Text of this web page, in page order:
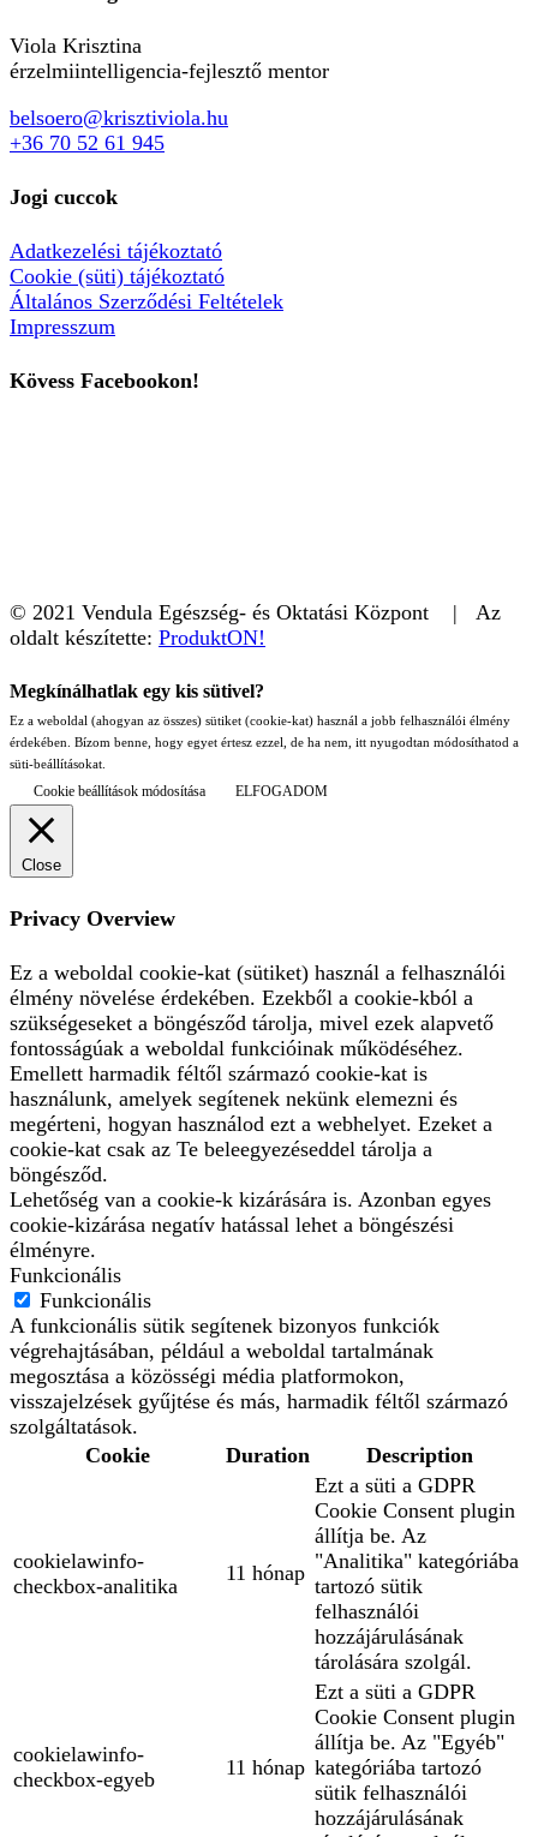
Viola Krisztina
érzelmiintelligencia-fejlesztő mentor
belsoero@krisztiviola.hu
+36 70 52 61 945
Jogi cuccok
Adatkezelési tájékoztató
Cookie (süti) tájékoztató
Általános Szerződési Feltételek
Impresszum
Kövess Facebookon!
© 2021 Vendula Egészség- és Oktatási Központ | Az
oldalt készítette: ProduktON!
Megkínálhatlak egy kis sütivel?
Ez a weboldal (ahogyan az összes) sütiket (cookie-kat) használ a jobb felhasználói élmény
érdekében. Bízom benne, hogy egyet értesz ezzel, de ha nem, itt nyugodtan módosíthatod a
süti-beállításokat.
Cookie beállítások módosítása ELFOGADOM
Close
Privacy Overview
Ez a weboldal cookie-kat (sütiket) használ a felhasználói
élmény növelése érdekében. Ezekből a cookie-kból a
szükségeseket a böngésződ tárolja, mivel ezek alapvető
fontosságúak a weboldal funkcióinak működéséhez.
Emellett harmadik féltől származó cookie-kat is
használunk, amelyek segítenek nekünk elemezni és
megérteni, hogyan használod ezt a webhelyet. Ezeket a
cookie-kat csak az Te beleegyezéseddel tárolja a
böngésződ.
Lehetőség van a cookie-k kizárására is. Azonban egyes
cookie-kizárása negatív hatással lehet a böngészési
élményre.
Funkcionális
Funkcionális
A funkcionális sütik segítenek bizonyos funkciók
végrehajtásában, például a weboldal tartalmának
megosztása a közösségi média platformokon,
visszajelzések gyűjtése és más, harmadik féltől származó
szolgáltatások.
Cookie
Duration Description
cookielawinfo-
checkbox-analitika
11 hónap
Ezt a süti a GDPR
Cookie Consent plugin
állítja be. Az
"Analitika" kategóriába
tartozó sütik
felhasználói
hozzájárulásának
tárolására szolgál.
cookielawinfo-
checkbox-egyeb
11 hónap
Ezt a süti a GDPR
Cookie Consent plugin
állítja be. Az "Egyéb"
kategóriába tartozó
sütik felhasználói
hozzájárulásának